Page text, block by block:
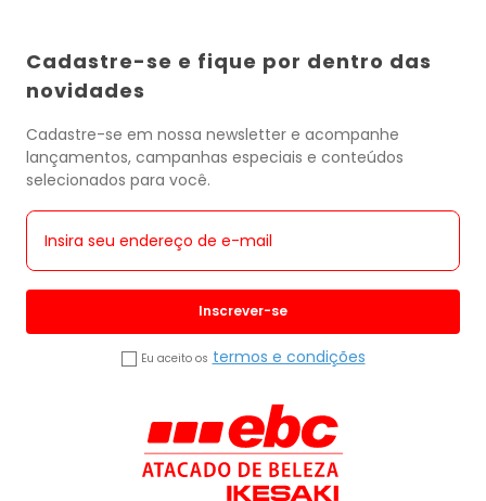
Cadastre-se e fique por dentro das
novidades
Cadastre-se em nossa newsletter e acompanhe
lançamentos, campanhas especiais e conteúdos
selecionados para você.
Inscrever-se
Eu aceito os termos e condições